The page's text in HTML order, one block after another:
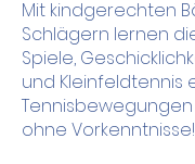
Mit kindgerechten
Schlägern lernen
Spiele,
und Kleinfeldtennis
ohne Vorkenntnisse!